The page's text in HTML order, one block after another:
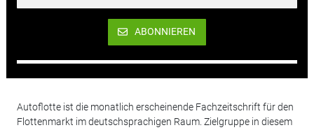
ABONNIEREN
Autoflotte ist die monatlich erscheinende Fachzeitschrift für den
Flottenmarkt im deutschsprachigen Raum. Zielgruppe in diesem